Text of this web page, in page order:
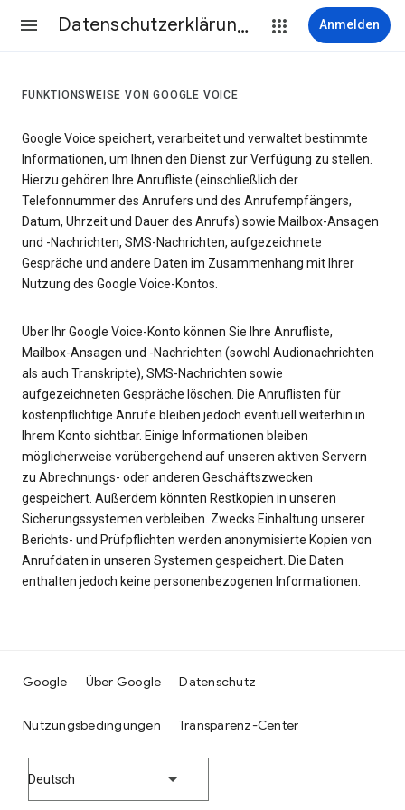
Datenschutzerklärung & Nutzungsbedingungen Anmelden
FUNKTIONSWEISE VON GOOGLE VOICE
Google Voice speichert, verarbeitet und verwaltet bestimmte
Informationen, um Ihnen den Dienst zur Verfügung zu stellen.
Hierzu gehören Ihre Anrufliste (einschließlich der
Telefonnummer des Anrufers und des Anrufempfängers,
Datum, Uhrzeit und Dauer des Anrufs) sowie Mailbox-Ansagen
und -Nachrichten, SMS-Nachrichten, aufgezeichnete
Gespräche und andere Daten im Zusammenhang mit Ihrer
Nutzung des Google Voice-Kontos.
Über Ihr Google Voice-Konto können Sie Ihre Anrufliste,
Mailbox-Ansagen und -Nachrichten (sowohl Audionachrichten
als auch Transkripte), SMS-Nachrichten sowie
aufgezeichneten Gespräche löschen. Die Anruflisten für
kostenpflichtige Anrufe bleiben jedoch eventuell weiterhin in
Ihrem Konto sichtbar. Einige Informationen bleiben
möglicherweise vorübergehend auf unseren aktiven Servern
zu Abrechnungs- oder anderen Geschäftszwecken
gespeichert. Außerdem könnten Restkopien in unseren
Sicherungssystemen verbleiben. Zwecks Einhaltung unserer
Berichts- und Prüfpflichten werden anonymisierte Kopien von
Anrufdaten in unseren Systemen gespeichert. Die Daten
enthalten jedoch keine personenbezogenen Informationen.
Google Über Google Datenschutz
Nutzungsbedingungen Transparenz-Center
Deutsch